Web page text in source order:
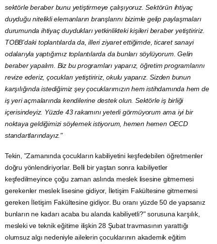
sektörle beraber bunu yetiştirmeye çalışıyoruz. Sektörün ihtiyaç
duyduğu nitelikli elemanların branşlarını bizimle gelip paylaşmaları
durumunda ihtiyaç duydukları yetkinlikteki kişileri beraber yetiştiririz.
TOBB'daki toplantılarda da, illeri ziyaret ettiğimde, ticaret sanayi
odalarıyla yaptığımız toplantılarda da bunları söylüyorum. Gelin
beraber yapalım. Biz bu programları yaparız, öğretim programlarını
revize ederiz, çocukları yetiştiririz, okulu yaparız. Sizden bunun
karşılığında istediğimiz şey çocuklarımızın hem istihdamında hem de
iş yeri açmalarında kendilerine destek olun. Sektörle iş birliği
içerisindeyiz. Yüzde 43 rakamını yeterli görmüyorum ama iyi bir
noktaya geldiğimizi söylemek istiyorum, hemen hemen OECD
standartlarındayız."
Tekin, "Zamanında çocukların kabiliyetini keşfedebilen öğretmenler
doğru yönlendiriyorlar. Belli bir yaştan sonra kabiliyetler
keşfedilmeyince çoğu zaman aslında meslek lisesine gitmemesi
gerekenler meslek lisesine gidiyor, İletişim Fakültesine gitmemesi
gereken İletişim Fakültesine gidiyor. Bu oranı yüzde 50 de yapsanız
bunların ne kadarı acaba bu alanda kabiliyetli?" sorusuna karşılık,
mesleki ve teknik eğitime ilişkin 28 Şubat travmasının yarattığı
olumsuz algı nedeniyle ailelerin çocuklarının akademik eğitim